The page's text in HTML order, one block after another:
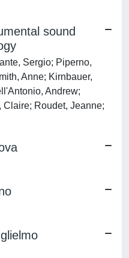
sound
Sergio; Piperno,
Anne; Kirnbauer,
Andrew;
Roudet, Jeanne;